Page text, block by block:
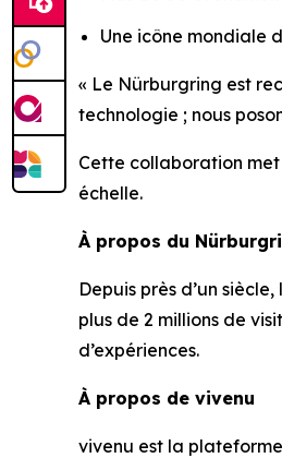
Une icône mondiale
« Le Nürburgring est
technologie ; nous
Cette collaboration
échelle.
À propos du
Depuis près d’un
plus de 2 millions de
d’expériences.
À propos de vivenu
vivenu est la